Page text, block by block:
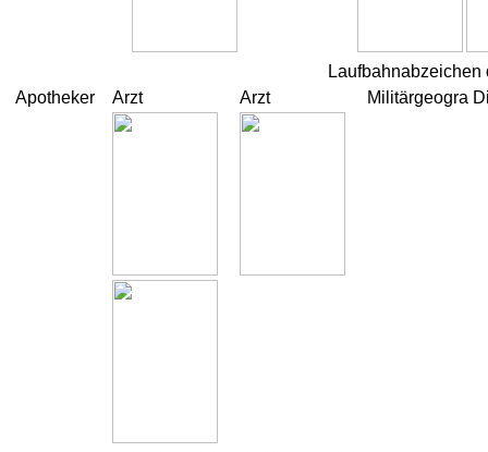
Laufbahnabzeichen
Apotheker
Arzt Arzt Militärgeogra